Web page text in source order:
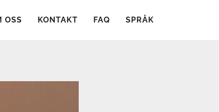
OSS KONTAKT FAQ SPRÅK